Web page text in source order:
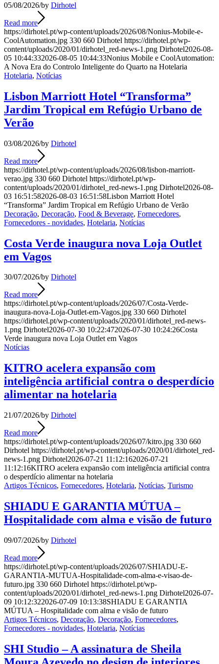
05/08/2026/by Dirhotel
Read more
https://dirhotel.pt/wp-content/uploads/2026/08/Nonius-Mobile-e-
CoolAutomation.jpg 330 660 Dirhotel https://dirhotel.pt/wp-
content/uploads/2020/01/dirhotel_red-news-1.png Dirhotel2026-08-
05 10:44:332026-08-05 10:44:33Nonius Mobile e CoolAutomation:
A Nova Era do Controlo Inteligente do Quarto na Hotelaria
Hotelaria, Notícias
Lisbon Marriott Hotel “Transforma”
Jardim Tropical em Refúgio Urbano de
Verão
03/08/2026/by Dirhotel
Read more
https://dirhotel.pt/wp-content/uploads/2026/08/lisbon-marriott-
verao.jpg 330 660 Dirhotel https://dirhotel.pt/wp-
content/uploads/2020/01/dirhotel_red-news-1.png Dirhotel2026-08-
03 16:51:582026-08-03 16:51:58Lisbon Marriott Hotel
“Transforma” Jardim Tropical em Refúgio Urbano de Verão
Decoração, Decoração, Food & Beverage, Fornecedores,
Fornecedores - novidades, Hotelaria, Notícias
Costa Verde inaugura nova Loja Outlet
em Vagos
30/07/2026/by Dirhotel
Read more
https://dirhotel.pt/wp-content/uploads/2026/07/Costa-Verde-
inaugura-nova-Loja-Outlet-em-Vagos.jpg 330 660 Dirhotel
https://dirhotel.pt/wp-content/uploads/2020/01/dirhotel_red-news-
1.png Dirhotel2026-07-30 10:22:472026-07-30 10:24:26Costa
Verde inaugura nova Loja Outlet em Vagos
Notícias
KITRO acelera expansão com
inteligência artificial contra o desperdício
alimentar na hotelaria
21/07/2026/by Dirhotel
Read more
https://dirhotel.pt/wp-content/uploads/2026/07/kitro.jpg 330 660
Dirhotel https://dirhotel.pt/wp-content/uploads/2020/01/dirhotel_red-
news-1.png Dirhotel2026-07-21 11:12:162026-07-21
11:12:16KITRO acelera expansão com inteligência artificial contra
o desperdício alimentar na hotelaria
Artigos Técnicos, Fornecedores, Hotelaria, Notícias, Turismo
SHIADU E GARANTIA MÚTUA –
Hospitalidade com alma e visão de futuro
09/07/2026/by Dirhotel
Read more
https://dirhotel.pt/wp-content/uploads/2026/07/SHIADU-E-
GARANTIA-MUTUA-Hospitalidade-com-alma-e-visao-de-
futuro.jpg 330 660 Dirhotel https://dirhotel.pt/wp-
content/uploads/2020/01/dirhotel_red-news-1.png Dirhotel2026-07-
09 10:12:322026-07-09 10:13:38SHIADU E GARANTIA
MÚTUA – Hospitalidade com alma e visão de futuro
Artigos Técnicos, Decoração, Decoração, Fornecedores,
Fornecedores - novidades, Hotelaria, Notícias
SHI Studio – A assinatura de Sheila